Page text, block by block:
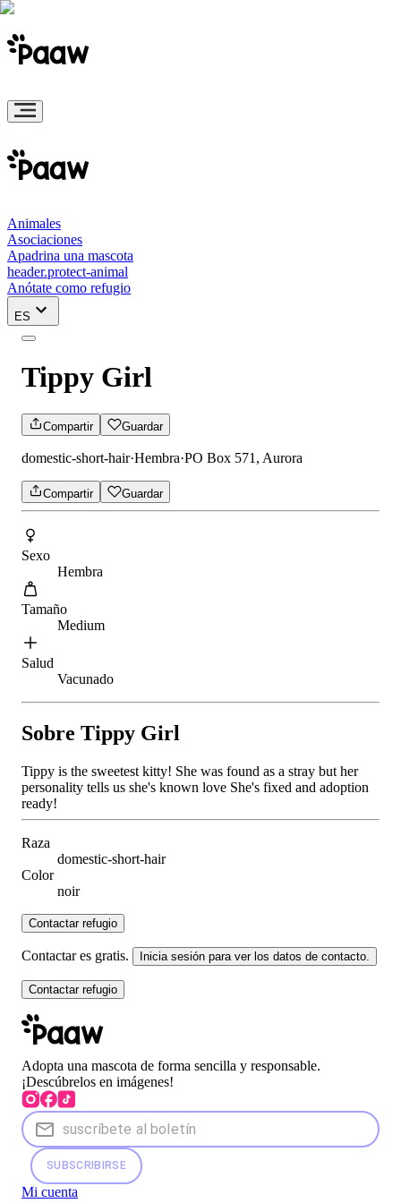
Animales
Asociaciones
Apadrina una mascota
header.protect-animal
Anótate como refugio
ES
Tippy Girl
Compartir Guardar
domestic-short-hair·Hembra·PO Box 571, Aurora
Compartir Guardar
Sexo
Hembra
Tamaño
Medium
Salud
Vacunado
Sobre Tippy Girl
Tippy is the sweetest kitty! She was found as a stray but her
personality tells us she's known love She's fixed and adoption
ready!
Raza
domestic-short-hair
Color
noir
Contactar refugio
Contactar es gratis. Inicia sesión para ver los datos de contacto.
Contactar refugio
Adopta una mascota de forma sencilla y responsable.
¡Descúbrelos en imágenes!
SUBSCRIBIRSE
Mi cuenta